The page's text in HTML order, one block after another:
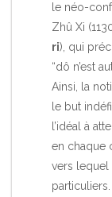
le néo-
Zhû Xi
ri), qui
“dô n’est
Ainsi, la
le but
l’idéal à
en chaque
vers lequel
particuliers.